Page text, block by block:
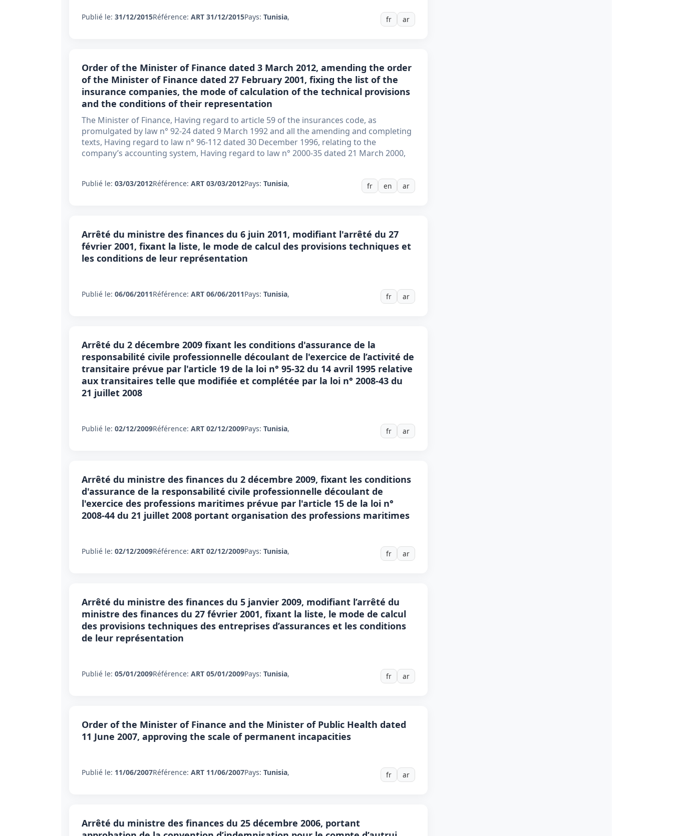
Publié le: 31/12/2015Référence: ART 31/12/2015Pays: Tunisia, fr ar
Order of the Minister of Finance dated 3 March 2012, amending the order
of the Minister of Finance dated 27 February 2001, fixing the list of the
insurance companies, the mode of calculation of the technical provisions
and the conditions of their representation
The Minister of Finance, Having regard to article 59 of the insurances code, as
promulgated by law n° 92-24 dated 9 March 1992 and all the amending and completing
texts, Having regard to law n° 96-112 dated 30 December 1996, relating to the
company’s accounting system, Having regard to law n° 2000-35 dated 21 March 2000,
Publié le: 03/03/2012Référence: ART 03/03/2012Pays: Tunisia, fr en ar
Arrêté du ministre des finances du 6 juin 2011, modifiant l'arrêté du 27
février 2001, fixant la liste, le mode de calcul des provisions techniques et
les conditions de leur représentation
Publié le: 06/06/2011Référence: ART 06/06/2011Pays: Tunisia, fr ar
Arrêté du 2 décembre 2009 fixant les conditions d'assurance de la
responsabilité civile professionnelle découlant de l'exercice de l’activité de
transitaire prévue par l'article 19 de la loi n° 95-32 du 14 avril 1995 relative
aux transitaires telle que modifiée et complétée par la loi n° 2008-43 du
21 juillet 2008
Publié le: 02/12/2009Référence: ART 02/12/2009Pays: Tunisia, fr ar
Arrêté du ministre des finances du 2 décembre 2009, fixant les conditions
d'assurance de la responsabilité civile professionnelle découlant de
l'exercice des professions maritimes prévue par l'article 15 de la loi n°
2008-44 du 21 juillet 2008 portant organisation des professions maritimes
Publié le: 02/12/2009Référence: ART 02/12/2009Pays: Tunisia, fr ar
Arrêté du ministre des finances du 5 janvier 2009, modifiant l’arrêté du
ministre des finances du 27 février 2001, fixant la liste, le mode de calcul
des provisions techniques des entreprises d’assurances et les conditions
de leur représentation
Publié le: 05/01/2009Référence: ART 05/01/2009Pays: Tunisia, fr ar
Order of the Minister of Finance and the Minister of Public Health dated
11 June 2007, approving the scale of permanent incapacities
Publié le: 11/06/2007Référence: ART 11/06/2007Pays: Tunisia, fr ar
Arrêté du ministre des finances du 25 décembre 2006, portant